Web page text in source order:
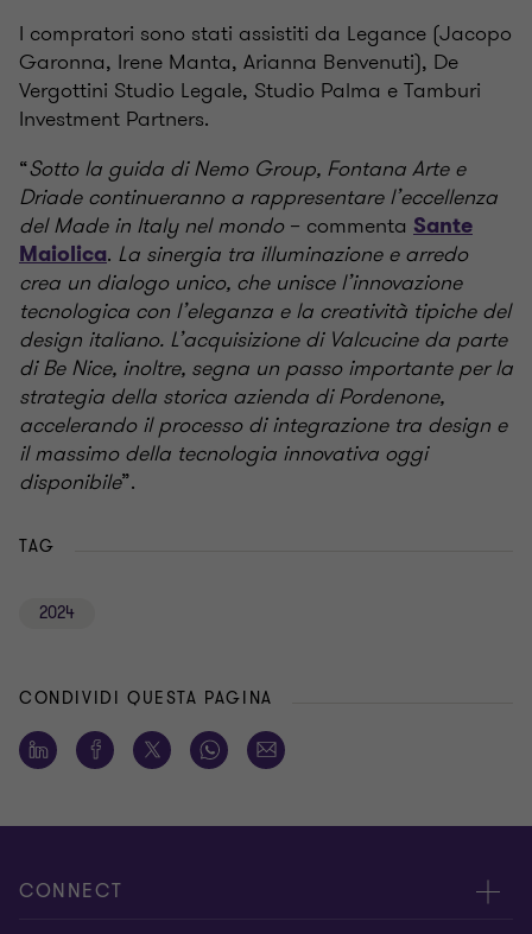
I compratori sono stati assistiti da Legance (Jacopo
Garonna, Irene Manta, Arianna Benvenuti), De
Vergottini Studio Legale, Studio Palma e Tamburi
Investment Partners.
“Sotto la guida di Nemo Group, Fontana Arte e
Driade continueranno a rappresentare l’eccellenza
del Made in Italy nel mondo– commenta Sante
Maiolica. La sinergia tra illuminazione e arredo
crea un dialogo unico, che unisce l’innovazione
tecnologica con l’eleganza e la creatività tipiche del
design italiano. L’acquisizione di Valcucine da parte
di Be Nice, inoltre, segna un passo importante per la
strategia della storica azienda di Pordenone,
accelerando il processo di integrazione tra design e
il massimo della tecnologia innovativa oggi
disponibile”.
TAG
2024
CONDIVIDI QUESTA PAGINA
CONNECT